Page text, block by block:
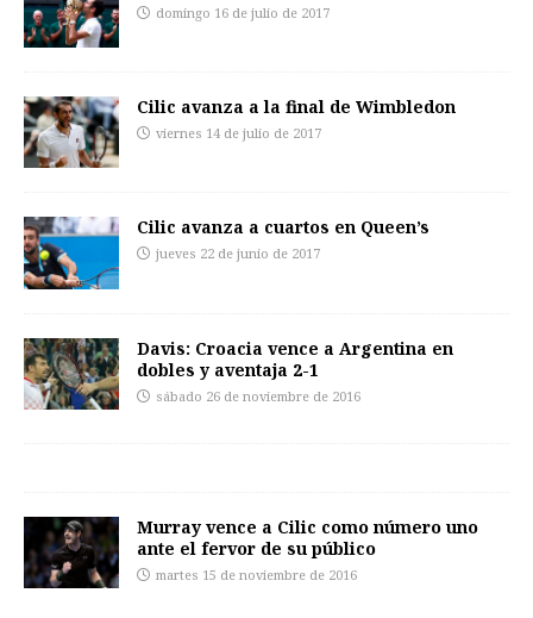
domingo 16 de julio de 2017
Cilic avanza a la final de Wimbledon
viernes 14 de julio de 2017
Cilic avanza a cuartos en Queen’s
jueves 22 de junio de 2017
Davis: Croacia vence a Argentina en
dobles y aventaja 2-1
sábado 26 de noviembre de 2016
Murray vence a Cilic como número uno
ante el fervor de su público
martes 15 de noviembre de 2016